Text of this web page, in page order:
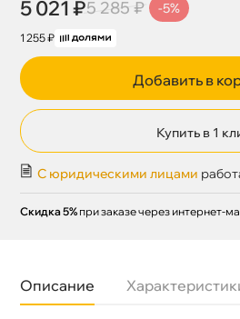
5 021 ₽5 285 ₽ -5%
1 255 ₽
Добавить в
Купить в 1
С юридическими лицами
Скидка 5% при заказе через интернет-
Описание